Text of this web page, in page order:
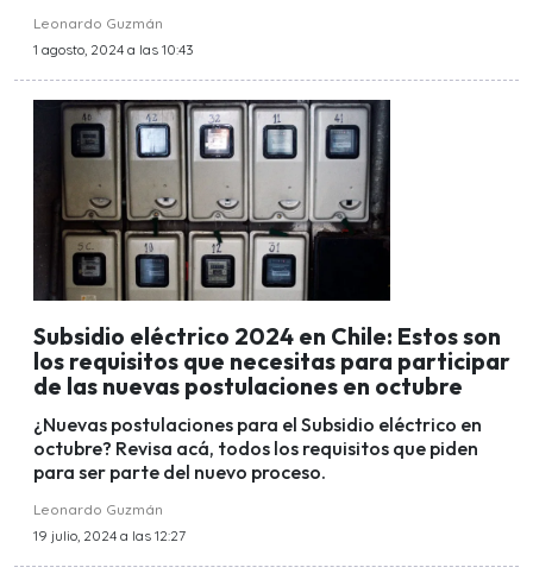
Leonardo Guzmán
1 agosto, 2024 a las 10:43
Subsidio eléctrico 2024 en Chile: Estos son
los requisitos que necesitas para participar
de las nuevas postulaciones en octubre
¿Nuevas postulaciones para el Subsidio eléctrico en
octubre? Revisa acá, todos los requisitos que piden
para ser parte del nuevo proceso.
Leonardo Guzmán
19 julio, 2024 a las 12:27